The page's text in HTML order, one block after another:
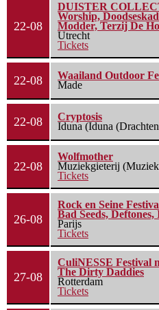
22-08
DUISTER
Worship,
Modder, Terzij De
Utrecht
Tickets
22-08
Waailand Outdoor
Made
22-08
Cryptosis
Iduna (Iduna
22-08
Wolfmother
Muziekgieterij
Tickets
26-08
Rock en Seine
Bad Seeds,
Parijs
Tickets
27-08
CuliNESSE Festival
The Dirty Daddies
Rotterdam
Tickets